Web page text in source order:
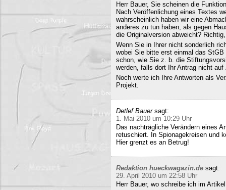
Herr Bauer, Sie scheinen die
Nach Veröffenlichung eines Textes
wahrscheinlich haben wir eine
anderes zu tun haben, als gegen
die Originalversion abweicht?
Wenn Sie in Ihrer nicht sonderlich
wobei Sie bitte erst einmal das
schon, wie Sie z. b. die
werden, falls dort Ihr Antrag nicht
Noch werte ich Ihre Antworten als
Projekt.
Detlef Bauer sagt:
1. Mai 2010 um 10:29 Uhr
Das nachträgliche Verändern eines
retuschiert. In Spionagekreisen und
Hier grenzt es an Betrug!
Redaktion hueckwagazin.de sagt:
29. April 2010 um 22:58 Uhr
Herr Bauer, wo schreibe ich im